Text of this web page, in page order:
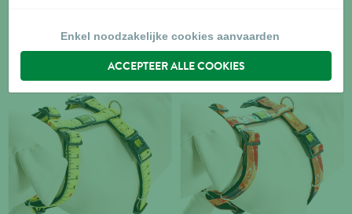
LEIBAND DANGEROUS HARNAS DANGEROUS
Enkel noodzakelijke cookies aanvaarden
ACCEPTEER ALLE COOKIES